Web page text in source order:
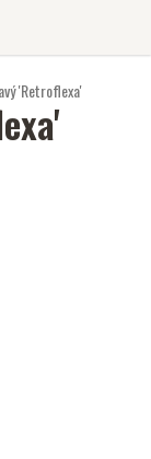
'Retroflexa'